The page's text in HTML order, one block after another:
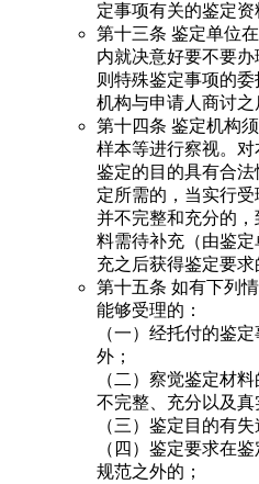
定事项有关的鉴定资
第十三条 鉴定单位
内就决意好要不要
则特殊鉴定事项的
机构与申请人商讨之
第十四条 鉴定机构
样本等进行察视。对
鉴定的目的具有合
定所需的，当实行
并不完整和充分的
料需待补充（由鉴
充之后获得鉴定要求
第十五条 如有下列
能够受理的：
（一）经托付的鉴
外；
（二）察觉鉴定材
不完整、充分以及真
（三）鉴定目的有
（四）鉴定要求在
规范之外的；